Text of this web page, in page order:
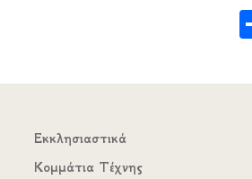
Εκκλησιαστικά
Κομμάτια Τέχνης